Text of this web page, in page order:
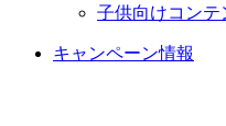
子供向けコンテ
キャンペーン情報